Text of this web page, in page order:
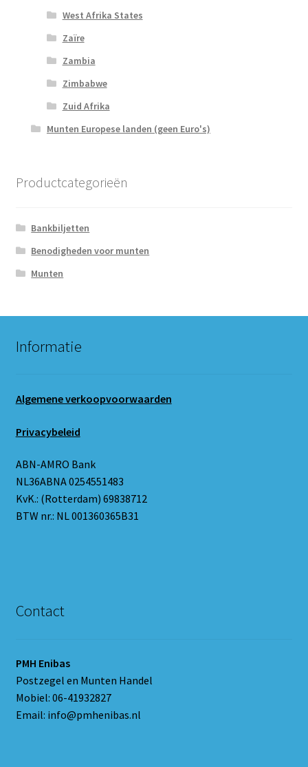
West Afrika States
Zaïre
Zambia
Zimbabwe
Zuid Afrika
Munten Europese landen (geen Euro's)
Productcategorieën
Bankbiljetten
Benodigheden voor munten
Munten
Informatie
Algemene verkoopvoorwaarden
Privacybeleid
ABN-AMRO Bank
NL36ABNA 0254551483
KvK.: (Rotterdam) 69838712
BTW nr.: NL 001360365B31
Contact
PMH Enibas
Postzegel en Munten Handel
Mobiel: 06-41932827
Email: info@pmhenibas.nl